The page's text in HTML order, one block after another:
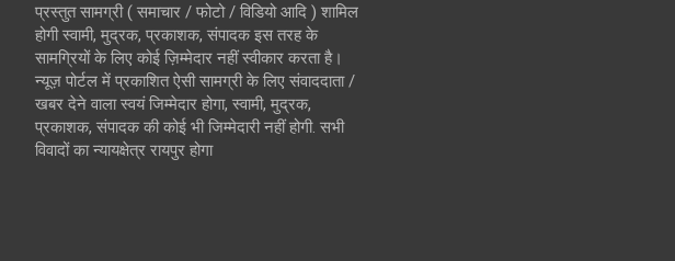
प्रस्तुत सामग्री ( समाचार / फोटो / विडियो आदि ) शामिल
होगी स्वामी, मुद्रक, प्रकाशक, संपादक इस तरह के
सामग्रियों के लिए कोई ज़िम्मेदार नहीं स्वीकार करता है।
न्यूज़ पोर्टल में प्रकाशित ऐसी सामग्री के लिए संवाददाता /
खबर देने वाला स्वयं जिम्मेदार होगा, स्वामी, मुद्रक,
प्रकाशक, संपादक की कोई भी जिम्मेदारी नहीं होगी. सभी
विवादों का न्यायक्षेत्र रायपुर होगा